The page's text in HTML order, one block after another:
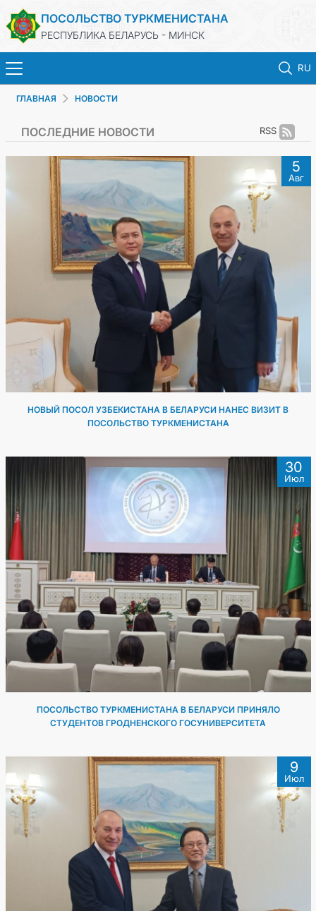
ПОСОЛЬСТВО ТУРКМЕНИСТАНА
РЕСПУБЛИКА БЕЛАРУСЬ - МИНСК
RU
ТУРКМЕНИСТАН
КОНСУЛЬСКИЕ УСЛУГИ
МИД
КОНТАКТНЫЕ ДАННЫЕ
ГЛАВНАЯ НОВОСТИ
RSS
ПОСЛЕДНИЕ НОВОСТИ
5
Авг
НОВЫЙ ПОСОЛ УЗБЕКИСТАНА В БЕЛАРУСИ НАНЕС ВИЗИТ В
ПОСОЛЬСТВО ТУРКМЕНИСТАНА
30
Июл
ПОСОЛЬСТВО ТУРКМЕНИСТАНА В БЕЛАРУСИ ПРИНЯЛО
СТУДЕНТОВ ГРОДНЕНСКОГО ГОСУНИВЕРСИТЕТА
9
Июл